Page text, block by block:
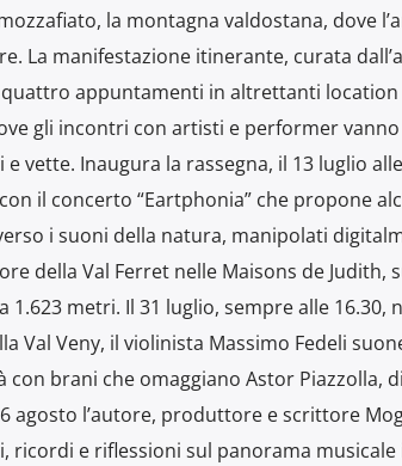
la montagna valdostana, dove
La manifestazione itinerante, curata
appuntamenti in altrettanti
gli incontri con artisti e performer
e vette. Inaugura la rassegna, il 13 luglio
il concerto “Eartphonia” che propone
i suoni della natura, manipolati
della Val Ferret nelle Maisons de
1.623 metri. Il 31 luglio, sempre alle
Val Veny, il violinista Massimo Fedeli
con brani che omaggiano Astor Piazzolla,
agosto l’autore, produttore e scrittore
ricordi e riflessioni sul panorama musicale